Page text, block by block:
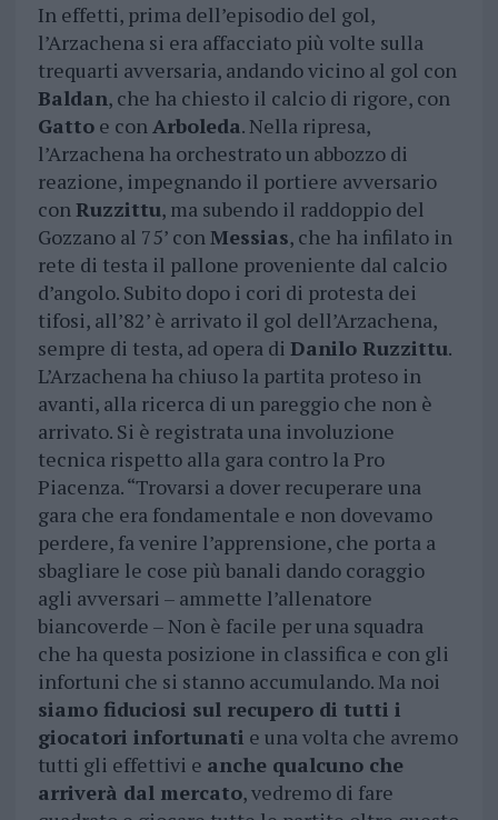
In effetti, prima dell’episodio del gol,
l’Arzachena si era affacciato più volte sulla
trequarti avversaria, andando vicino al gol con
Baldan, che ha chiesto il calcio di rigore, con
Gattoe conArboleda. Nella ripresa,
l’Arzachena ha orchestrato un abbozzo di
reazione, impegnando il portiere avversario
conRuzzittu, ma subendo il raddoppio del
Gozzano al 75’ conMessias, che ha infilato in
rete di testa il pallone proveniente dal calcio
d’angolo. Subito dopo i cori di protesta dei
tifosi, all’82’ è arrivato il gol dell’Arzachena,
sempre di testa, ad opera di Danilo Ruzzittu.
L’Arzachena ha chiuso la partita proteso in
avanti, alla ricerca di un pareggio che non è
arrivato. Si è registrata una involuzione
tecnica rispetto alla gara contro la Pro
Piacenza. “Trovarsi a dover recuperare una
gara che era fondamentale e non dovevamo
perdere, fa venire l’apprensione, che porta a
sbagliare le cose più banali dando coraggio
agli avversari – ammette l’allenatore
biancoverde – Non è facile per una squadra
che ha questa posizione in classifica e con gli
infortuni che si stanno accumulando. Ma noi
siamo fiduciosi sul recupero di tutti i
giocatori infortunati e una volta che avremo
tutti gli effettivi e anche qualcuno che
arriverà dal mercato, vedremo di fare